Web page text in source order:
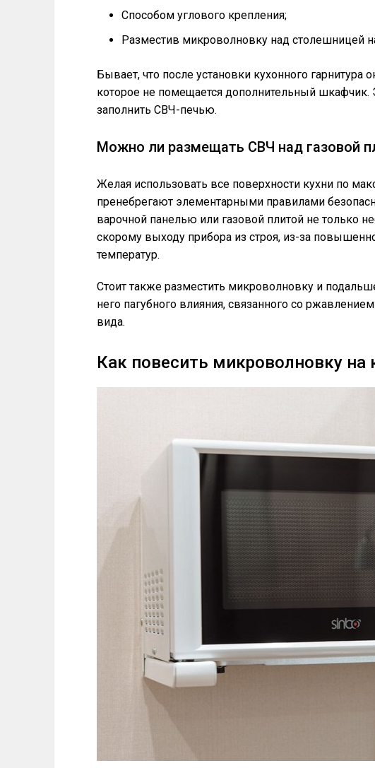
Способом углового крепления;
Разместив микроволновку над столешницей
Бывает, что после установки кухонного гарнитура
которое не помещается дополнительный
заполнить СВЧ-печью.
Можно ли размещать СВЧ над газовой
Желая использовать все поверхности кухни по
пренебрегают элементарными правилами
варочной панелью или газовой плитой не только
скорому выходу прибора из строя, из-за
температур.
Стоит также разместить микроволновку и
него пагубного влияния, связанного со
вида.
Как повесить микроволновку на